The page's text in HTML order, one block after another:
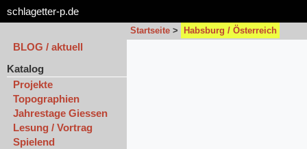
schlagetter-p.de
Startseite > Habsburg / Österreich
BLOG / aktuell
Katalog
Projekte
Topographien
Jahrestage Giessen
Lesung / Vortrag
Spielend